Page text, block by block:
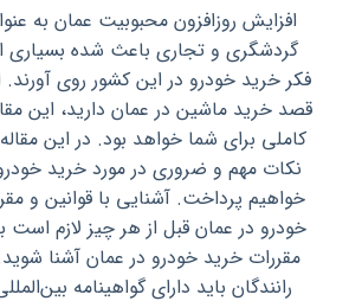
افزایش روزافزون محبوبیت عمان به
گردشگری و تجاری باعث شده بسیاری از
فکر خرید خودرو در این کشور روی آورند.
قصد خرید ماشین در عمان دارید، این
کاملی برای شما خواهد بود. در این
نکات مهم و ضروری در مورد خرید
خواهیم پرداخت. آشنایی با قوانین و
خودرو در عمان قبل از هر چیز لازم است
مقررات خرید خودرو در عمان آشنا
رانندگان باید دارای گواهینامه